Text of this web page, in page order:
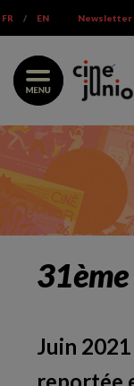
to
content
FR / EN Newsletter
Juin